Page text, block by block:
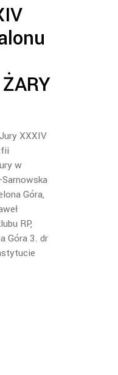
XXXIV
w
Sarnowska
Góra,
RP,
Góra 3. dr